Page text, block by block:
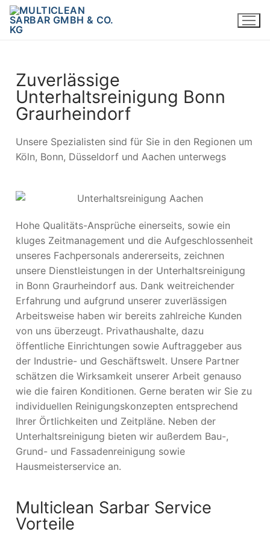
Zuverlässige
Unterhaltsreinigung Bonn
Graurheindorf
Unsere Spezialisten sind für Sie in den Regionen um
Köln, Bonn, Düsseldorf und Aachen unterwegs
Hohe Qualitäts-Ansprüche einerseits, sowie ein
kluges Zeitmanagement und die Aufgeschlossenheit
unseres Fachpersonals andererseits, zeichnen
unsere Dienstleistungen in der Unterhaltsreinigung
in Bonn Graurheindorf aus. Dank weitreichender
Erfahrung und aufgrund unserer zuverlässigen
Arbeitsweise haben wir bereits zahlreiche Kunden
von uns überzeugt. Privathaushalte, dazu
öffentliche Einrichtungen sowie Auftraggeber aus
der Industrie- und Geschäftswelt. Unsere Partner
schätzen die Wirksamkeit unserer Arbeit genauso
wie die fairen Konditionen. Gerne beraten wir Sie zu
individuellen Reinigungskonzepten entsprechend
Ihrer Örtlichkeiten und Zeitpläne. Neben der
Unterhaltsreinigung bieten wir außerdem Bau-,
Grund- und Fassadenreinigung sowie
Hausmeisterservice an.
Multiclean Sarbar Service
Vorteile